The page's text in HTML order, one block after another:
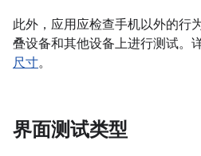
此外，应用应检查手机以外的行
叠设备和其他设备上进行测试。
尺寸。
界面测试类型